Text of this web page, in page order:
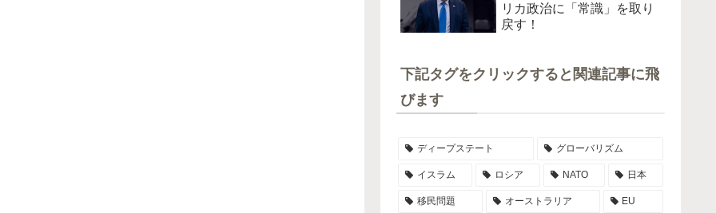
リカ政治に「常識」を取り
戻す！
下記タグをクリックすると関連記事に飛
びます
ディープステート グローバリズム
イスラム ロシア NATO 日本
移民問題 オーストラリア EU